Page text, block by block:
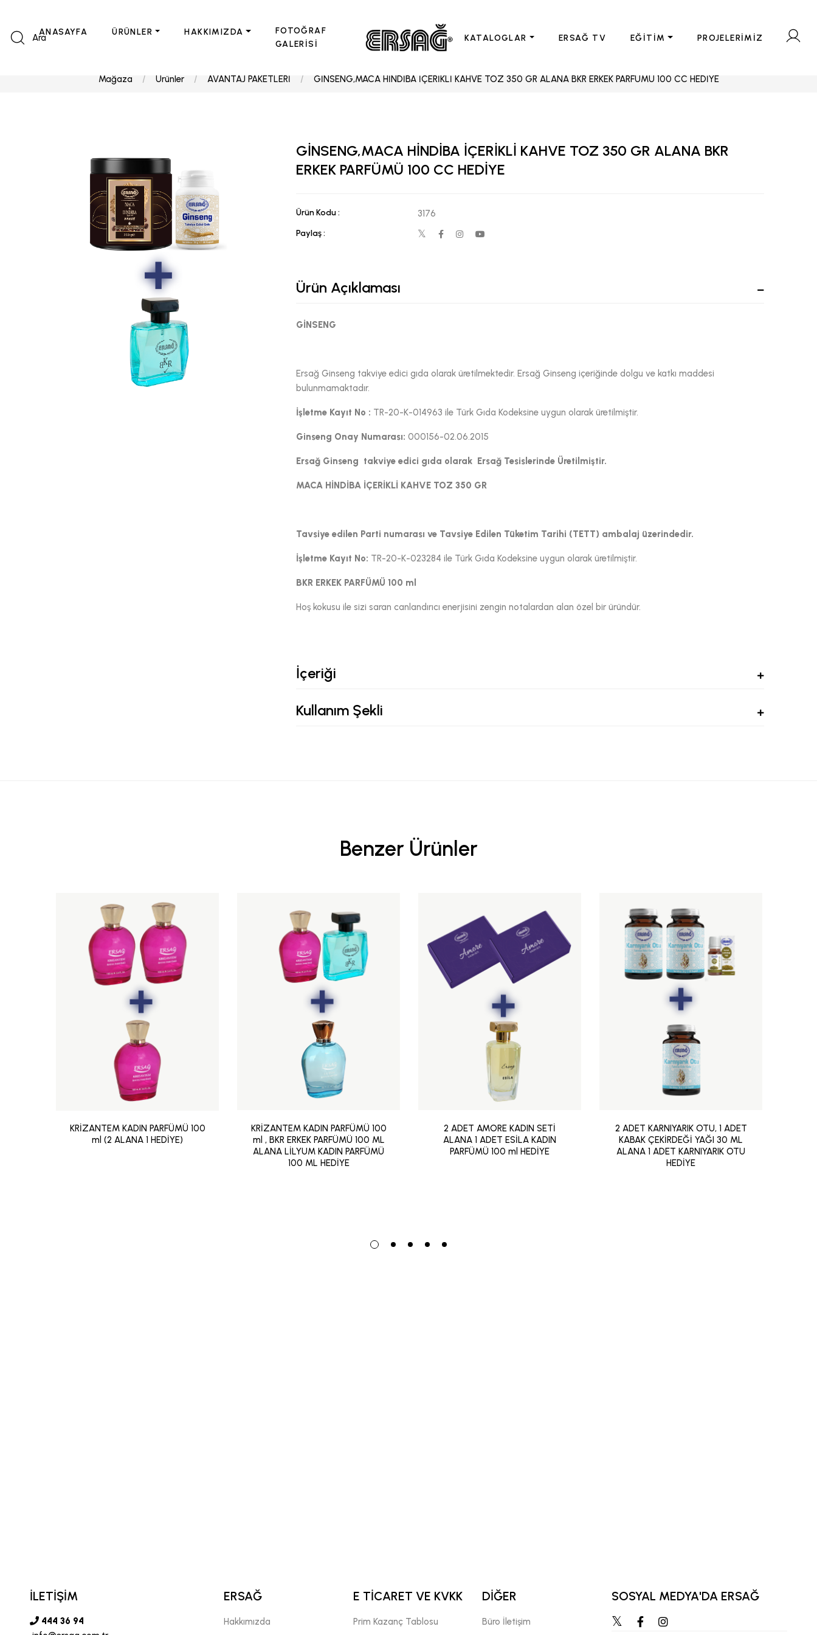
Ara
ANASAYFA ÜRÜNLER HAKKIMIZDA
FOTOĞRAF
GALERİSİ
KATALOGLAR ERSAĞ TV EĞİTİM PROJELERİMİZ
Mağaza Ürünler AVANTAJ PAKETLERİ GİNSENG,MACA HİNDİBA İÇERİKLİ KAHVE TOZ 350 GR ALANA BKR ERKEK PARFÜMÜ 100 CC HEDİYE
GİNSENG,MACA HİNDİBA İÇERİKLİ KAHVE TOZ 350 GR ALANA BKR
ERKEK PARFÜMÜ 100 CC HEDİYE
Ürün Kodu : 3176
Paylaş :
Ürün Açıklaması
GİNSENG
Ersağ Ginseng takviye edici gıda olarak üretilmektedir. Ersağ Ginseng içeriğinde dolgu ve katkı maddesi
bulunmamaktadır.
İşletme Kayıt No : TR-20-K-014963 ile Türk Gıda Kodeksine uygun olarak üretilmiştir.
Ginseng Onay Numarası: 000156-02.06.2015
Ersağ Ginseng takviye edici gıda olarak Ersağ Tesislerinde Üretilmiştir.
MACA HİNDİBA İÇERİKLİ KAHVE TOZ 350 GR
Tavsiye edilen Parti numarası ve Tavsiye Edilen Tüketim Tarihi (TETT) ambalaj üzerindedir.
İşletme Kayıt No: TR-20-K-023284 ile Türk Gıda Kodeksine uygun olarak üretilmiştir.
BKR ERKEK PARFÜMÜ 100 ml
Hoş kokusu ile sizi saran canlandırıcı enerjisini zengin notalardan alan özel bir üründür.
İçeriği
Kullanım Şekli
Benzer Ürünler
KRİZANTEM KADIN PARFÜMÜ 100
ml (2 ALANA 1 HEDİYE)
KRİZANTEM KADIN PARFÜMÜ 100
ml , BKR ERKEK PARFÜMÜ 100 ML
ALANA LİLYUM KADIN PARFÜMÜ
100 ML HEDİYE
2 ADET AMORE KADIN SETİ
ALANA 1 ADET ESİLA KADIN
PARFÜMÜ 100 ml HEDİYE
2 ADET KARNIYARIK OTU, 1 ADET
KABAK ÇEKİRDEĞİ YAĞI 30 ML
ALANA 1 ADET KARNIYARIK OTU
HEDİYE
“Zihnimizde en çok
İLETİŞİM
444 36 94
ERSAĞ
Hakkımızda
E TİCARET VE KVKK
Prim Kazanç Tablosu
DİĞER
Büro İletişim
SOSYAL MEDYA'DA ERSAĞ